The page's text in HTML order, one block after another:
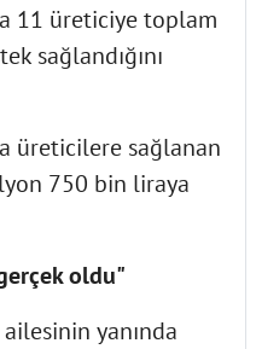
11 üreticiye toplam
sağlandığını
üreticilere sağlanan
750 bin liraya
oldu"
yanında